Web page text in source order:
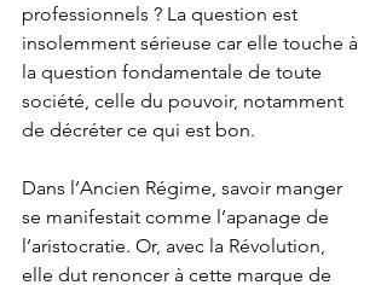
professionnels ? La question est
insolemment sérieuse car elle touche à
la question fondamentale de toute
société, celle du pouvoir, notamment
de décréter ce qui est bon.
Dans l’Ancien Régime, savoir manger
se manifestait comme l’apanage de
l’aristocratie. Or, avec la Révolution,
elle dut renoncer à cette marque de